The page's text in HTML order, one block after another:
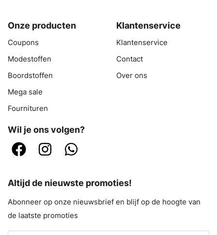
Onze producten
Coupons
Modestoffen
Boordstoffen
Mega sale
Fournituren
Klantenservice
Klantenservice
Contact
Over ons
Wil je ons volgen?
Altijd de nieuwste promoties!
Abonneer op onze nieuwsbrief en blijf op de hoogte van
de laatste promoties